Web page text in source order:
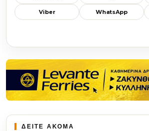
Viber WhatsApp
ΔΕΙΤΕ ΑΚΟΜΑ